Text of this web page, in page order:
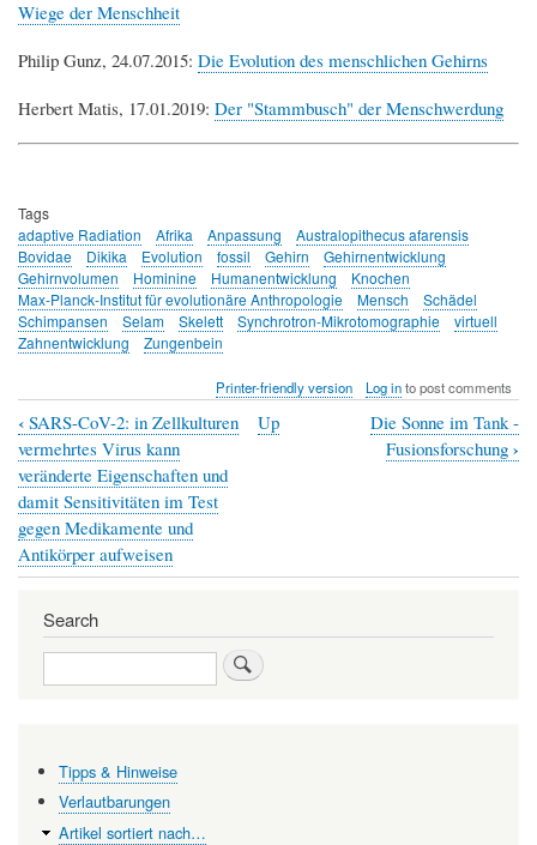
Wiege der Menschheit
Philip Gunz, 24.07.2015: Die Evolution des menschlichen Gehirns
Herbert Matis, 17.01.2019: Der "Stammbusch" der Menschwerdung
Tags
adaptive Radiation
Afrika Anpassung
Australopithecus afarensis
Bovidae
Dikika Evolution fossil Gehirn
Gehirnentwicklung
Gehirnvolumen
Hominine Humanentwicklung
Knochen
Max-Planck-Institut für evolutionäre Anthropologie
Mensch
Schädel
Schimpansen
Selam Skelett Synchrotron-Mikrotomographie
virtuell
Zahnentwicklung
Zungenbein
Printer-friendly version Log into post comments
Book
traversal
links
for
Alte
Knochen
Dem
Urahnen
auf
‹ SARS-CoV-2: in Zellkulturen
vermehrtes Virus kann
veränderte Eigenschaften und
damit Sensitivitäten im Test
gegen Medikamente und
Antikörper aufweisen
Up
Die Sonne im Tank -
Fusionsforschung ›
Search
Search
Tipps & Hinweise
Verlautbarungen
Artikel sortiert nach…